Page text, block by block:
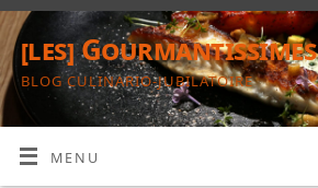
[les] Gourmantissimes
BLOG CULINARIO-JUBILATOIRE
MENU